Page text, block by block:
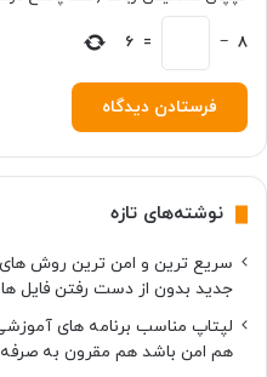
م
ش
د
ر
ا
ک
8
−
=
6
نوشته‌های تازه
سریع ترین و امن ترین روش های
جدید بدون از دست رفتن فایل ها
لپتاپ مناسب برنامه های
هم امن باشد هم مقرون به